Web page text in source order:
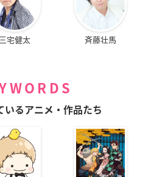
三宅健太 斉藤壮馬
いるアニメ・作品たち